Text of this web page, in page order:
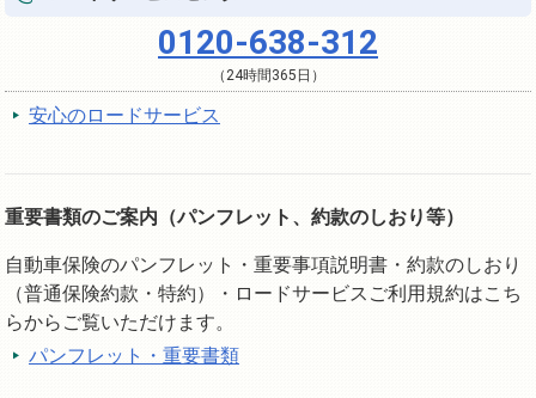
0120-638-312
（24時間365日）
安心のロードサービス
重要書類のご案内（パンフレット、約款のしおり等）
自動車保険のパンフレット・重要事項説明書・約款のしおり
（普通保険約款・特約）・ロードサービスご利用規約はこち
らからご覧いただけます。
パンフレット・重要書類